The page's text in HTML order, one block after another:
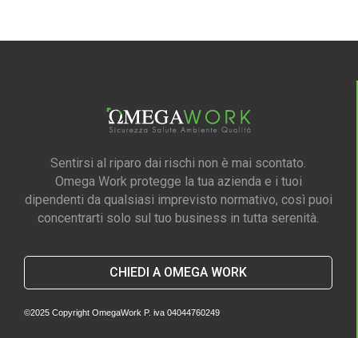
Sentirsi al riparo dai rischi non è mai scontato.
Omega Work protegge la tua azienda e i tuoi
dipendenti da qualsiasi imprevisto normativo, così puoi
concentrarti solo sul tuo business in tutta serenità.
CHIEDI A OMEGA WORK
©2025 Copyright OmegaWork P. iva 04044760249